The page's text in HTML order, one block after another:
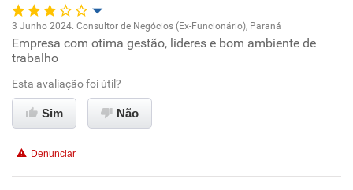
Oportunidade de promoção
Ambiente de trabalho
Conciliação com a vida familiar
3 Junho 2024. Consultor de Negócios (Ex-Funcionário), Paraná
Empresa com otima gestão, lideres e bom ambiente de
trabalho
Esta avaliação foi útil?
Sim Não
Denunciar